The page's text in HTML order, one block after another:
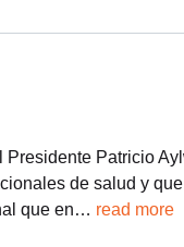
Patricio
de salud y
que en… read more